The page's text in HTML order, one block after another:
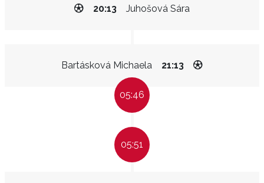
Juhošová Sára
20:13
Bartásková Michaela 21:13
05:46
05:51